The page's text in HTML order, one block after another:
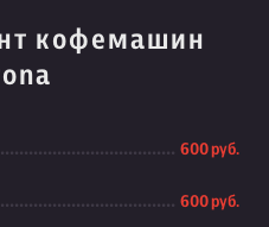
кофемашин
600 руб.
600 руб.